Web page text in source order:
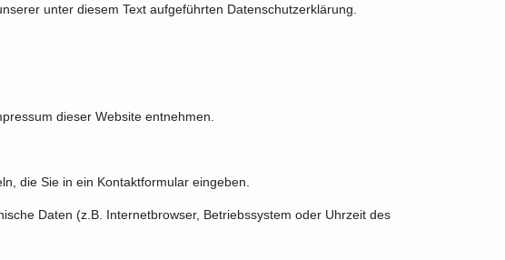
unter diesem Text aufgeführten Datenschutzerklärung.
dieser Website entnehmen.
die Sie in ein Kontaktformular eingeben.
Daten (z.B. Internetbrowser, Betriebssystem oder Uhrzeit des